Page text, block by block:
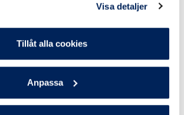
Visa detaljer
Tillåt alla cookies
Anpassa
att Söderberg & Partners behandlar mina
och kontaktar mig för rådgivning